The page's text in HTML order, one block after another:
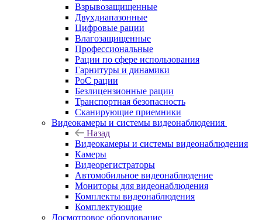
Взрывозащищенные
Двухдиапазонные
Цифровые рации
Влагозащищенные
Профессиональные
Рации по сфере использования
Гарнитуры и динамики
PoC рации
Безлицензионные рации
Транспортная безопасность
Сканирующие приемники
Видеокамеры и системы видеонаблюдения
Назад
Видеокамеры и системы видеонаблюдения
Камеры
Видеорегистраторы
Автомобильное видеонаблюдение
Мониторы для видеонаблюдения
Комплекты видеонаблюдения
Комплектующие
Досмотровое оборудование